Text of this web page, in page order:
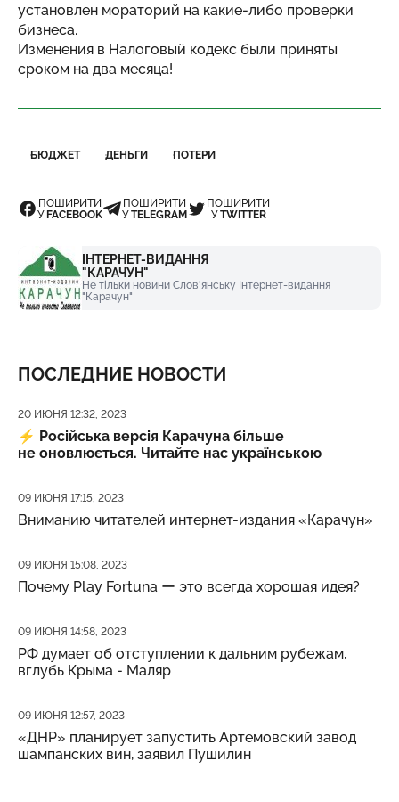
установлен мораторий на какие-либо проверки
бизнеса.
Изменения в Налоговый кодекс были приняты
сроком на два месяца!
БЮДЖЕТ ДЕНЬГИ ПОТЕРИ
ПОШИРИТИ
УFACEBOOK
ПОШИРИТИ
УTELEGRAM
ПОШИРИТИ
УTWITTER
ІНТЕРНЕТ-ВИДАННЯ
"КАРАЧУН"
Не тільки новини Слов'янську Інтернет-видання
"Карачун"
ПОСЛЕДНИЕ НОВОСТИ
Дата публикации
20 ИЮНЯ 12:32, 2023
⚡️ Російська версія Карачуна більше
не оновлюється. Читайте нас українською
Дата публикации
09 ИЮНЯ 17:15, 2023
Вниманию читателей интернет-издания «Карачун»
Дата публикации
09 ИЮНЯ 15:08, 2023
Почему Play Fortuna ー это всегда хорошая идея?
Дата публикации
09 ИЮНЯ 14:58, 2023
РФ думает об отступлении к дальним рубежам,
вглубь Крыма - Маляр
Дата публикации
09 ИЮНЯ 12:57, 2023
«ДНР» планирует запустить Артемовский завод
шампанских вин, заявил Пушилин